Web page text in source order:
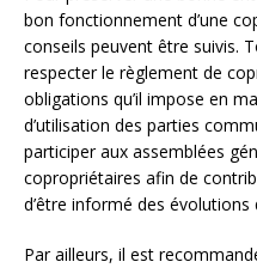
bon fonctionnement d’une
conseils peuvent être suivis.
respecter le règlement de
obligations qu’il impose en
d’utilisation des parties
participer aux assemblées
copropriétaires afin de
d’être informé des
Par ailleurs, il est